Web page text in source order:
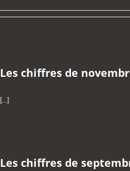
Les chiffres de
[...]
Les chiffres de